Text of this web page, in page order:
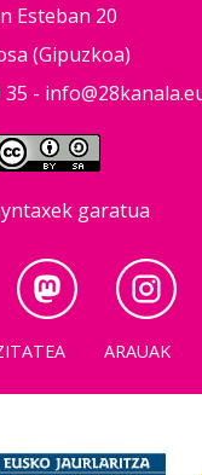
Esteban 20
(Gipuzkoa)
35 -
garatua
ARAUAK